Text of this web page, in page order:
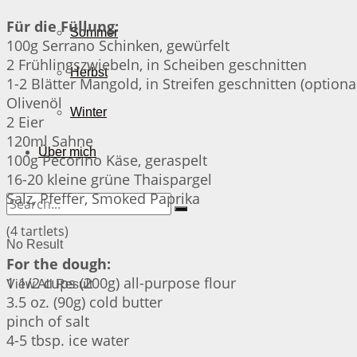
Sommer
Herbst
Winter
Über mich
No Result
View All Result
Für die Füllung:
100g Serrano Schinken, gewürfelt
2 Frühlingszwiebeln, in Scheiben geschnitten
1-2 Blätter Mangold, in Streifen geschnitten
Olivenöl
2 Eier
120ml Sahne
100g Pecorino Käse, geraspelt
16-20 kleine grüne Thaispargel
Salz, Pfeffer, Smoked Paprika
(4 tartlets)
For the dough:
1 1/2 cups (200g) all-purpose flour
3.5 oz. (90g) cold butter
pinch of salt
4-5 tbsp. ice water